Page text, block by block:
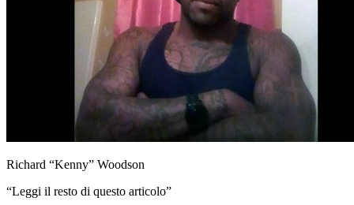
Richard “Kenny” Woodson
“Leggi il resto di questo articolo”